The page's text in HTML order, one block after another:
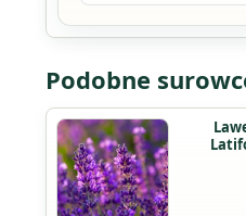
Podobne
Ten
produkt
ma
wiele